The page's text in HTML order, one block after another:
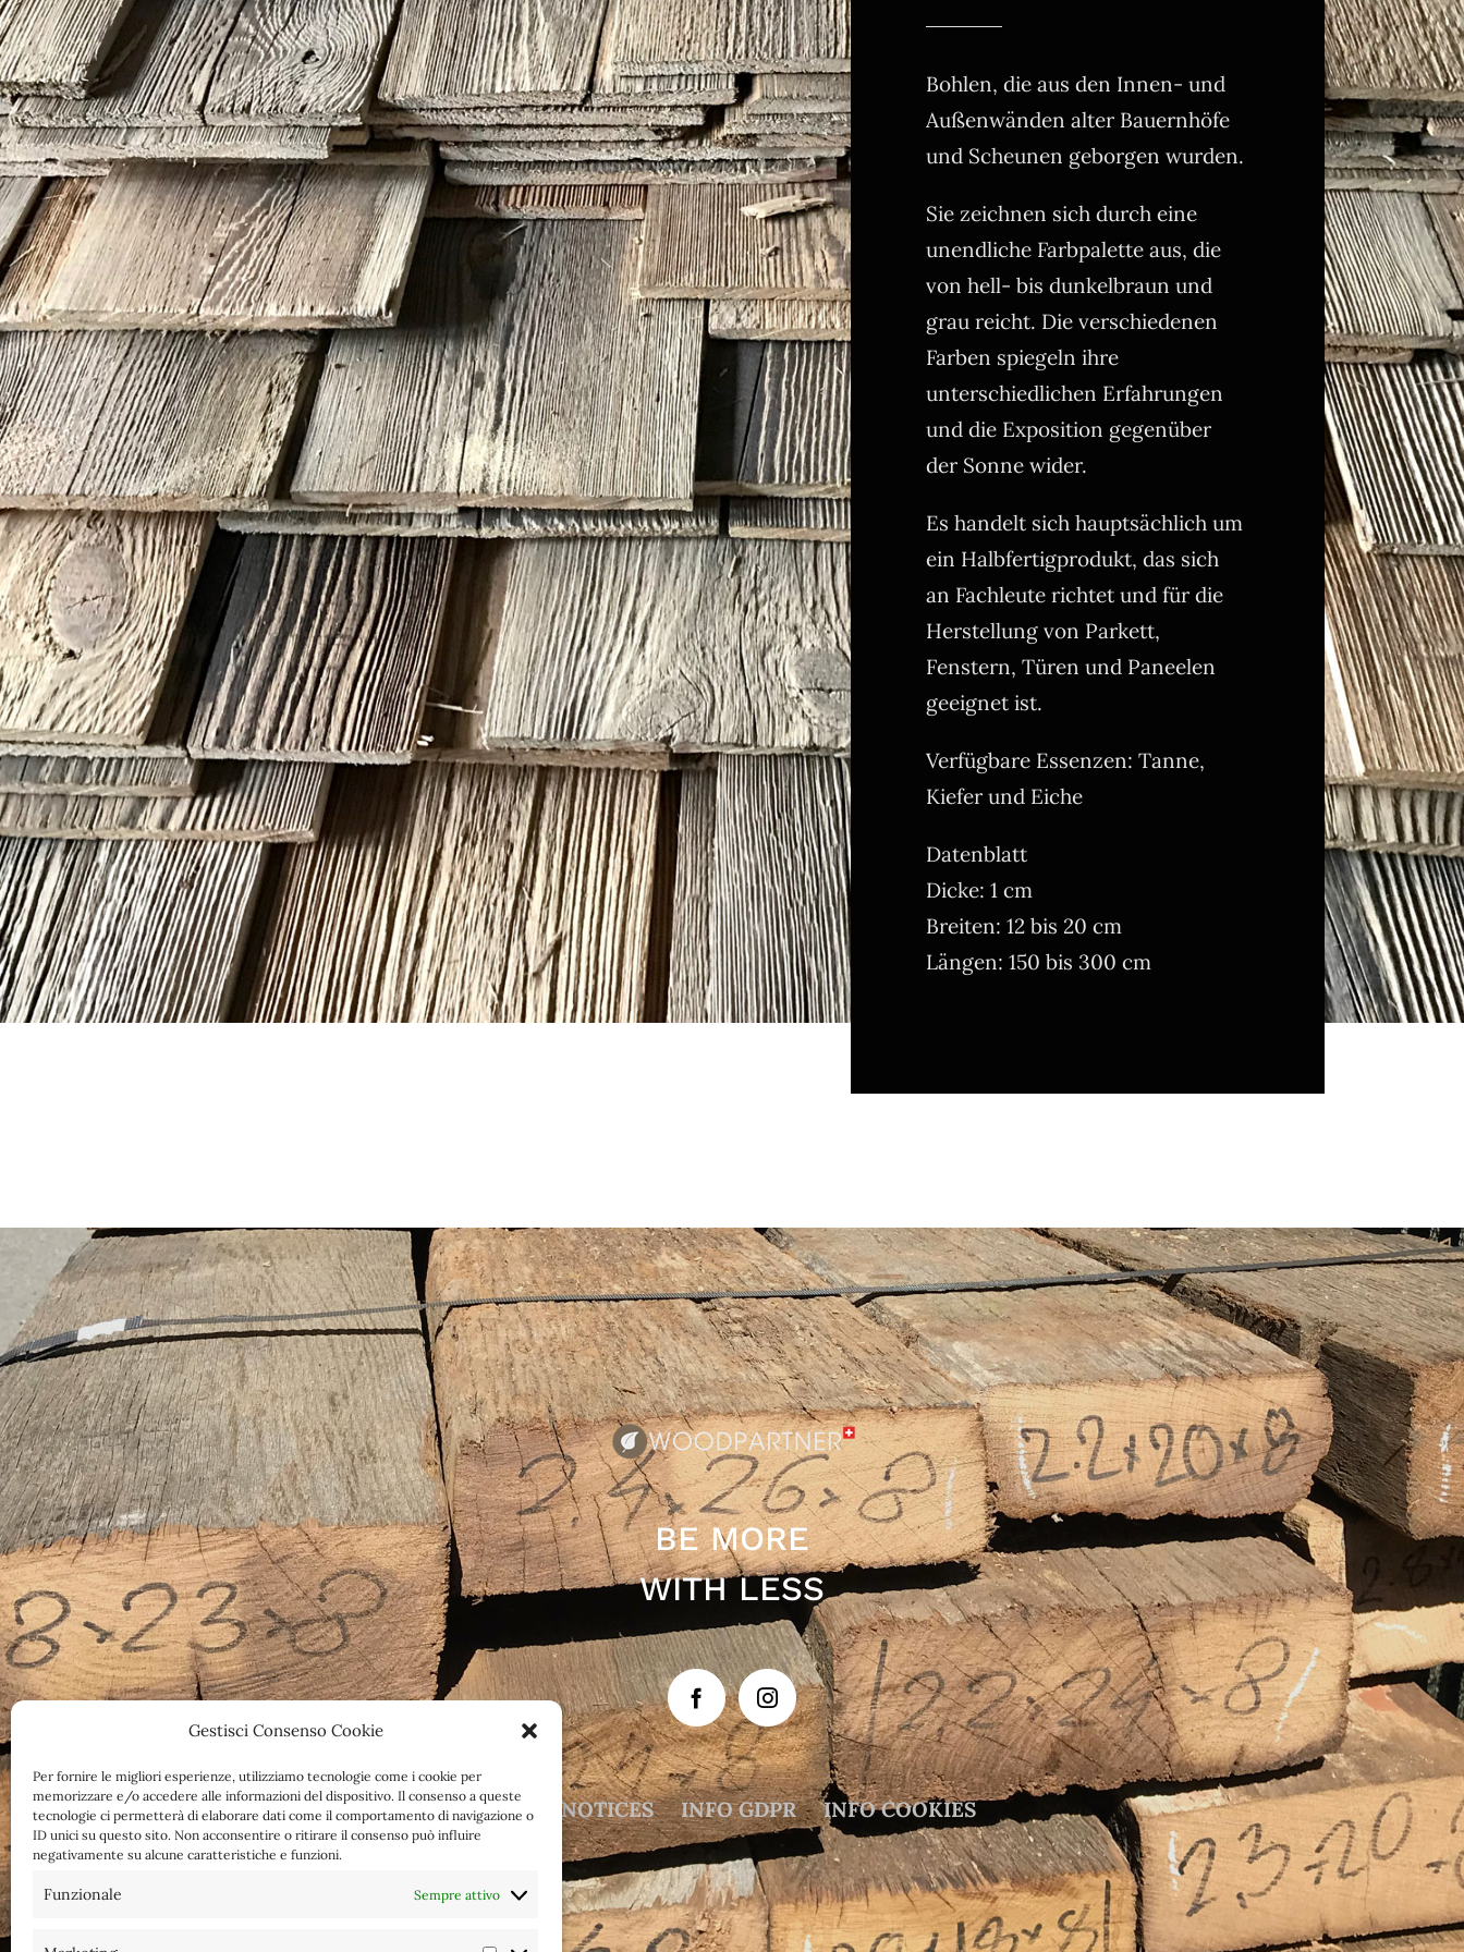
Gestisci Consenso Cookie
Per fornire le migliori esperienze, utilizziamo tecnologie come i cookie per
memorizzare e/o accedere alle informazioni del dispositivo. Il consenso a queste
tecnologie ci permetterà di elaborare dati come il comportamento di navigazione o
ID unici su questo sito. Non acconsentire o ritirare il consenso può influire
negativamente su alcune caratteristiche e funzioni.
Funzionale Sempre attivo
Bohlen, die aus den Innen- und
Außenwänden alter Bauernhöfe
und Scheunen geborgen wurden.
Sie zeichnen sich durch eine
unendliche Farbpalette aus, die
von hell- bis dunkelbraun und
grau reicht. Die verschiedenen
Farben spiegeln ihre
unterschiedlichen Erfahrungen
und die Exposition gegenüber
der Sonne wider.
Es handelt sich hauptsächlich um
ein Halbfertigprodukt, das sich
an Fachleute richtet und für die
Herstellung von Parkett,
Fenstern, Türen und Paneelen
geeignet ist.
Verfügbare Essenzen: Tanne,
Kiefer und Eiche
Datenblatt
Dicke: 1 cm
Breiten: 12 bis 20 cm
Längen: 150 bis 300 cm
BE MORE
WITH LESS
LEGAL NOTICES INFO GDPR INFO COOKIES